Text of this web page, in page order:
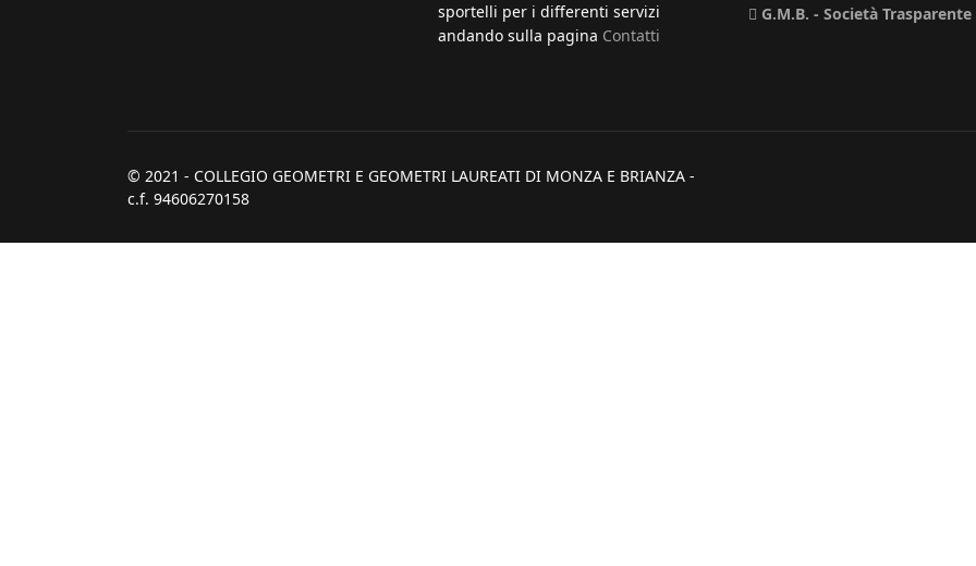
sportelli per i differenti servizi
andando sulla pagina Contatti
G.M.B. - Società Trasparente
© 2021 - COLLEGIO GEOMETRI E GEOMETRI LAUREATI DI MONZA E BRIANZA -
c.f. 94606270158